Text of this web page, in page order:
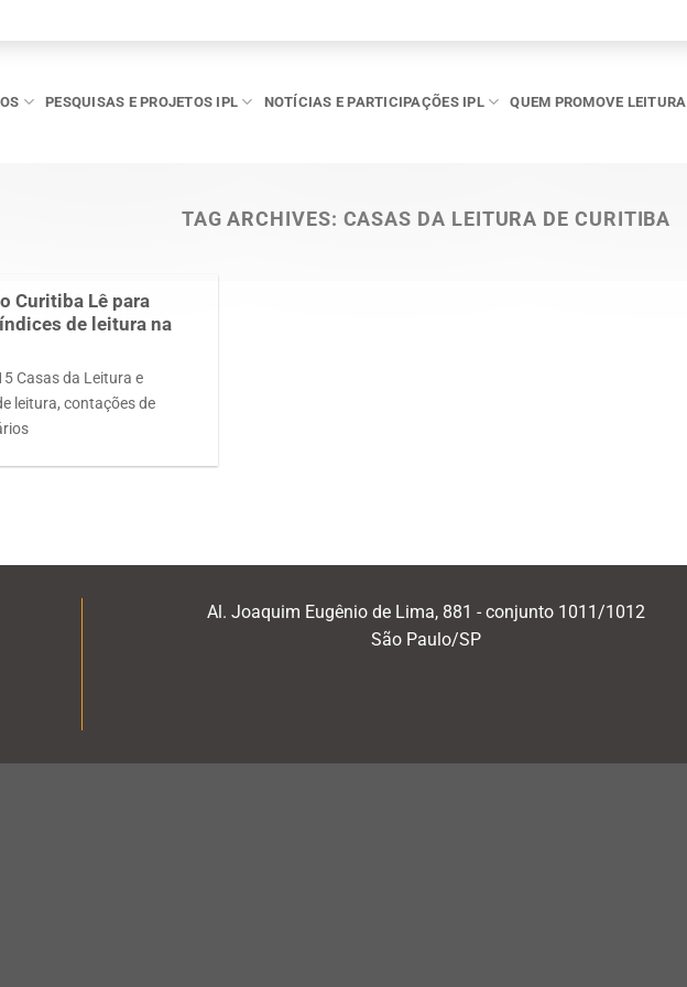
PESQUISAS E PROJETOS IPL NOTÍCIAS E PARTICIPAÇÕES IPL QUEM PROMOVE LEITURA
TAG ARCHIVES: CASAS DA LEITURA DE CURITIBA
Curitiba Lê para
de leitura na
Casas da Leitura e
leitura, contações de
Al. Joaquim Eugênio de Lima, 881 - conjunto 1011/1012
São Paulo/SP